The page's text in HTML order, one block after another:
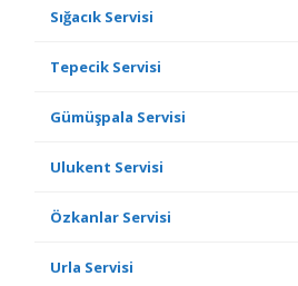
Sığacık Servisi
Tepecik Servisi
Gümüşpala Servisi
Ulukent Servisi
Özkanlar Servisi
Urla Servisi